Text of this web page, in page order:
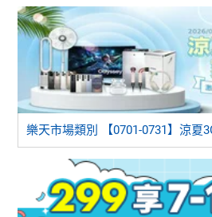
樂天市場類別 【0701-0731】涼夏